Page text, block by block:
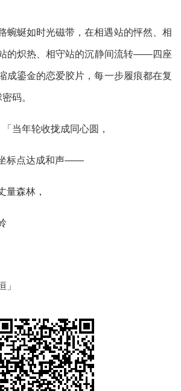
蜿蜒如时光磁带，在相遇站的怦然、相
的炽热、相守站的沉静间流转——四座
成鎏金的恋爱胶片，每一步履痕都在复
码。
「当年轮收拢成同心圆，
标点达成和声——
量森林，
」